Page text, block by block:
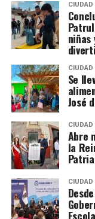
CIUDAD
niñas
CIUDAD
Se
José
CIUDAD
Abre
la
CIUDAD